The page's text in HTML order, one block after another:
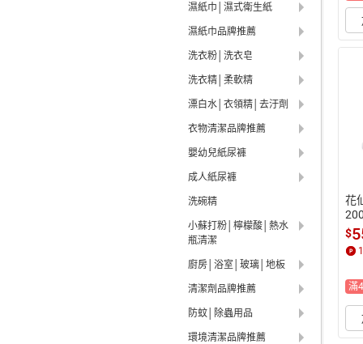
花
$
1
滿
濕紙巾│濕式衛生紙
濕紙巾品牌推薦
洗衣粉│洗衣皂
洗衣精│柔軟精
漂白水│衣領精│去汙劑
衣物清潔品牌推薦
嬰幼兒紙尿褲
成人紙尿褲
洗碗精
小蘇打粉│檸檬酸│熱水
瓶清潔
廚房│浴室│玻璃│地板
清潔劑品牌推薦
防蚊│除蟲用品
環境清潔品牌推薦